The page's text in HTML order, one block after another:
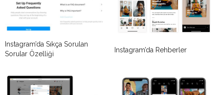
Instagram’da Sıkça Sorulan
Sorular Özelliği
Instagram’da Rehberler